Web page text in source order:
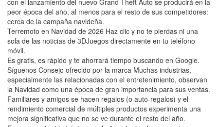
peor época del año, al menos para el resto de sus competidores:
cerca de la campaña navideña.
Terremoto en Navidad de 2026 Haz clic y no te pierdas ni una
sola de las noticias de 3DJuegos directamente en tu teléfono
móvil.
Es gratis, es rápido y te ahorrará tiempo buscando en Google.
Síguenos Consejo ofrecido por la marca Muchas industrias,
especialmente las relacionadas con el entretenimiento, observan
la Navidad como una época de gran importancia para sus ventas.
Familiares y amigos se hacen regalos (o auto-regalos) y el
rendimiento comercial de múltiples productos experimenta una
mejora significativa que no se ve durante el resto del año.